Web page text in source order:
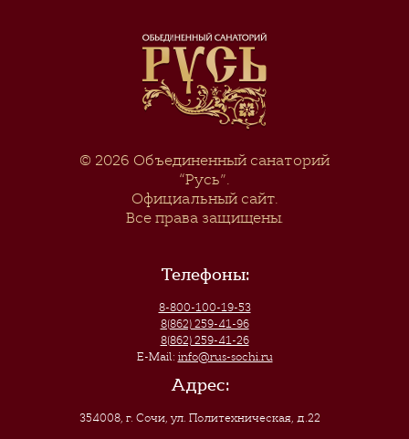
© 2026 Объединенный санаторий
“Русь”.
Официальный сайт.
Все права защищены.
Телефоны:
8-800-100-19-53
8(862) 259-41-96
8(862) 259-41-26
E-Mail: info@rus-sochi.ru
Адрес:
354008, г. Сочи,ул. Политехническая, д.22